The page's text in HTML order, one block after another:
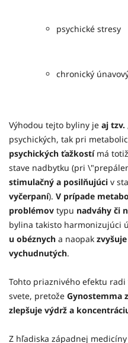
psychické stresy
chronický
Výhodou tejto byliny je aj tzv.
psychických, tak pri
psychických ťažkostímá
stave nadbytku (pri
stimulačný a posilňujúci v
vyčerpaní). V prípade
problémov typu nadváhy či
bylina takisto harmonizujúci
u obéznych a naopak
vychudnutých.
Tohto priaznivého efektu
svete, pretože Gynostemma
zlepšuje výdrž a
Z hľadiska západnej medicíny